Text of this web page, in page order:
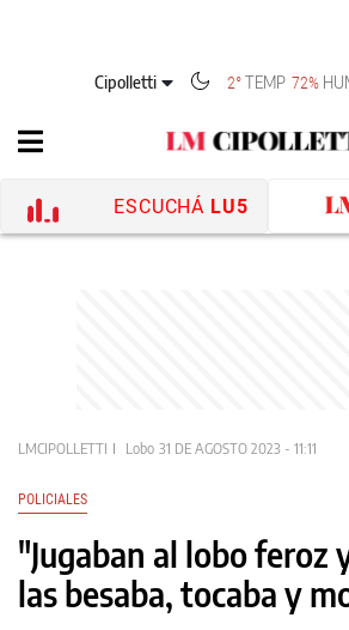
Cipolletti 2°TEMP 72%
ESCUCHÁ LU5
LMCIPOLLETTI Lobo 31 DE AGOSTO 2023 - 11:11
POLICIALES
"Jugaban al lobo feroz
las besaba, tocaba y